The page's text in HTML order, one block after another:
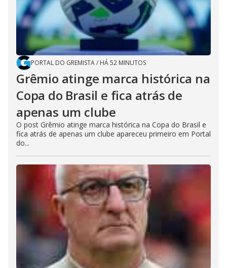
PORTAL DO GREMISTA/ HÁ 52 MINUTOS
Grêmio atinge marca histórica na
Copa do Brasil e fica atrás de
apenas um clube
O post Grêmio atinge marca histórica na Copa do Brasil e
fica atrás de apenas um clube apareceu primeiro em Portal
do...